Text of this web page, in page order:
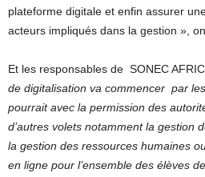
plateforme digitale et enfin assurer
acteurs impliqués dans la gestion »,
Et les responsables de SONEC
de digitalisation va commencer par
pourrait avec la permission des
d’autres volets notamment la gestion
la gestion des ressources humaines
en ligne pour l’ensemble des élèves